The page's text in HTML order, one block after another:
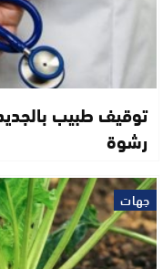
توقيف طبيب
رشوة
جهات